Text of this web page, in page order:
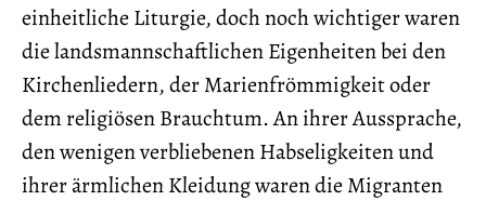
einheitliche Liturgie, doch noch wichtiger waren
die landsmannschaftlichen Eigenheiten bei den
Kirchenliedern, der Marienfrömmigkeit oder
dem religiösen Brauchtum. An ihrer Aussprache,
den wenigen verbliebenen Habseligkeiten und
ihrer ärmlichen Kleidung waren die Migranten